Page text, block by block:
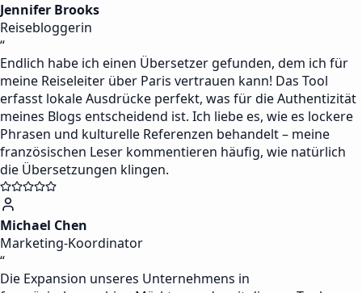
Jennifer Brooks
Reisebloggerin
“
Endlich habe ich einen Übersetzer gefunden, dem ich für
meine Reiseleiter über Paris vertrauen kann! Das Tool
erfasst lokale Ausdrücke perfekt, was für die Authentizität
meines Blogs entscheidend ist. Ich liebe es, wie es lockere
Phrasen und kulturelle Referenzen behandelt – meine
französischen Leser kommentieren häufig, wie natürlich
die Übersetzungen klingen.
Michael Chen
Marketing-Koordinator
“
Die Expansion unseres Unternehmens in